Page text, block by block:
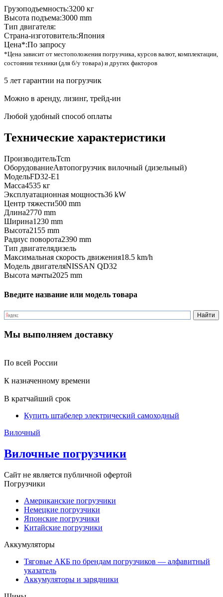
Грузоподъемность:3200 кг
Высота подъема:3000 mm
Тип двигателя:
Страна-изготовитель:Япония
Цена*:По запросу
*Цена зависит от местоположения погрузчика, курсов валют, комплектации,
состояния техники (для б/у товара) и других факторов
5 лет гарантии на погрузчик
Можно в аренду, лизинг, трейд-ин
Любой удобный способ оплаты
Технические характеристики
ПроизводительTcm
ОборудованиеАвтопогрузчик вилочный (дизельный)
МодельFD32-E1
Масса4535 кг
Эксплуатационная мощность36 kW
Центр тяжести500 mm
Длина2770 mm
Ширина1230 mm
Высота2155 mm
Радиус поворота2390 mm
Тип двигателядизель
Максимальная скорость движения18.5 km/h
Модель двигателяNISSAN QD32
Высота мачты2025 mm
Введите название или модель товара
Мы выполняем доставку
По всей России
К назначенному времени
В кратчайший срок
Купить штабелер электрический самоходный
Вилочный
Вилочные погрузчики
Сайт не является публичной офертой
Погрузчики
Американские погрузчики
Немецкие погрузчики
Японские погрузчики
Китайские погрузчики
Аккумуляторы
Тяговые АКБ по брендам погрузчиков — алфавитный
указатель
Аккумуляторы и зарядники